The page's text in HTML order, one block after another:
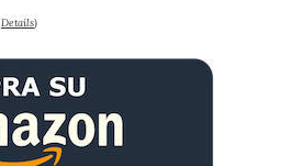
Details)